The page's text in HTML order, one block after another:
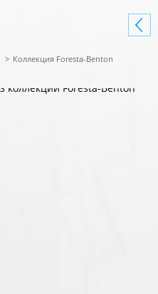
> Коллекция Foresta-Benton